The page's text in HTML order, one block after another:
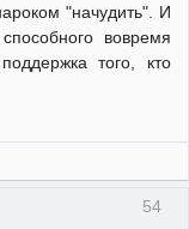
"начудить". И
вовремя
того, кто
54